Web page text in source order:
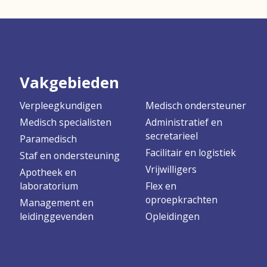
Vakgebieden
Verpleegkundigen
Medisch specialisten
Paramedisch
Staf en ondersteuning
Apotheek en
laboratorium
Management en
leidinggevenden
Medisch ondersteuner
Administratief en
secretarieel
Facilitair en logistiek
Vrijwilligers
Flex en
oproepkrachten
Opleidingen